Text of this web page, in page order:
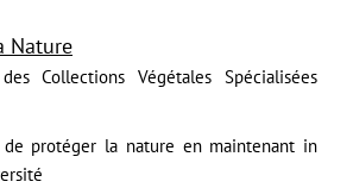
Nature
Collections Végétales Spécialisées
de protéger la nature en maintenant in